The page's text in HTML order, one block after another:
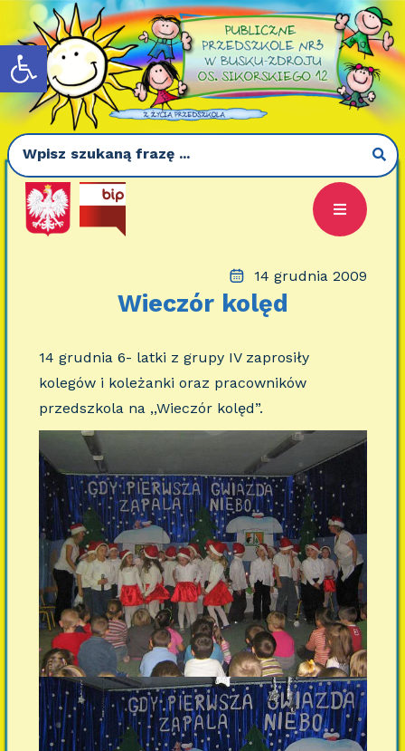
Otwórz pasek narzędzi
14 grudnia 2009
Wieczór kolęd
14 grudnia 6- latki z grupy IV zaprosiły
kolegów i koleżanki oraz pracowników
przedszkola na ,,Wieczór kolęd”.